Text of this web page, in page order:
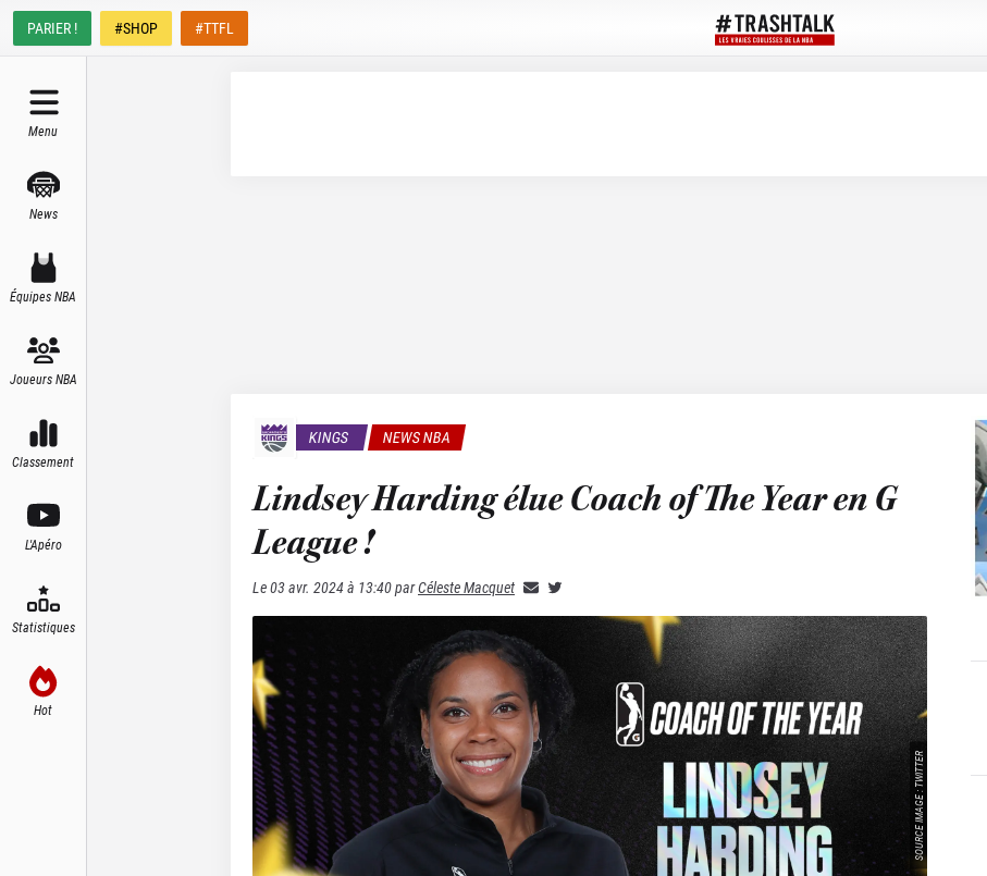
PARIER ! #SHOP #TTFL
Menu
News
Équipes NBA
Joueurs NBA
Classement
L'Apéro
Statistiques
Hot
KINGS NEWS NBA
Lindsey Harding élue Coach of The Year en G
League !
Le03 avr. 2024 à 13:40parCéleste Macquet
SOURCE IMAGE : TWITTER